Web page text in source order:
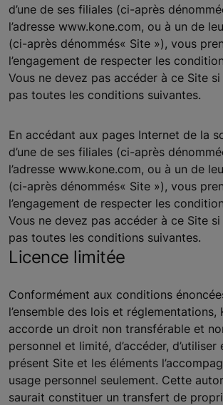
d’une de ses filiales (ci-après
l’adresse www.kone.com, ou à un de
(ci-après dénommés« Site »), vous
l’engagement de respecter les
Vous ne devez pas accéder à ce Site si
pas toutes les conditions suivantes.
En accédant aux pages Internet de la
d’une de ses filiales (ci-après
l’adresse www.kone.com, ou à un de
(ci-après dénommés« Site »), vous
l’engagement de respecter les
Vous ne devez pas accéder à ce Site si
pas toutes les conditions suivantes.
Licence limitée
Conformément aux conditions
l’ensemble des lois et réglementations,
accorde un droit non transférable et
personnel et limité, d’accéder, d’utiliser
présent Site et les éléments
usage personnel seulement. Cette
saurait constituer un transfert de